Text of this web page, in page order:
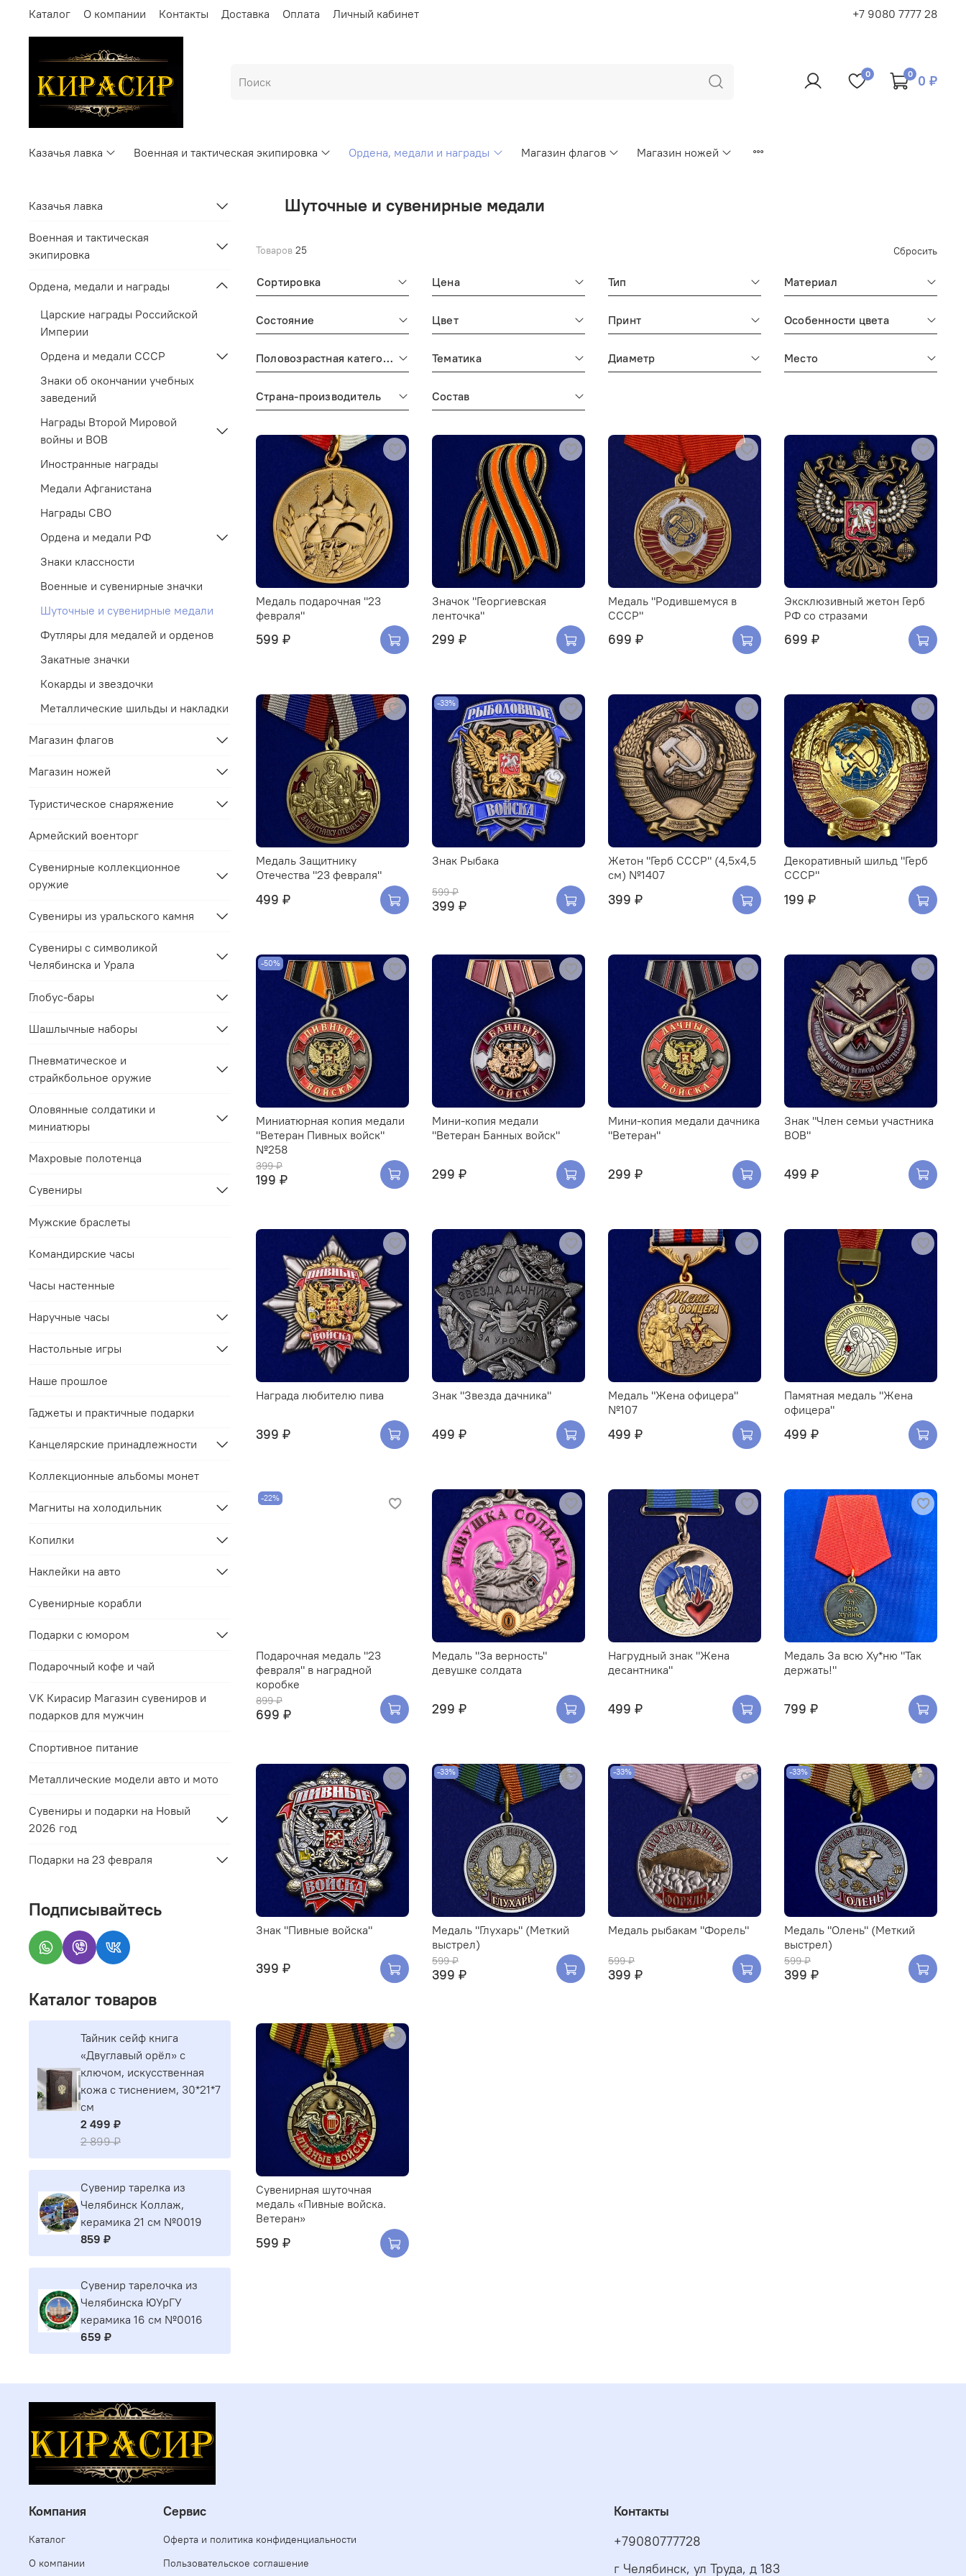
Каталог О компании Контакты Доставка Оплата Личный кабинет +7 9080 7777 28
0 0 0 ₽
Казачья лавка Военная и тактическая экипировка Ордена, медали и награды Магазин флагов Магазин ножей
Шуточные и сувенирные медали
Товаров 25 Сбросить
Сортировка Цена Тип Материал
Состояние Цвет Принт Особенности цвета
Половозрастная категория Тематика Диаметр Место
Страна-производитель Состав
Медаль подарочная "23
февраля"
599 ₽
Значок "Георгиевская
ленточка"
299 ₽
Медаль "Родившемуся в
СССР"
699 ₽
Эксклюзивный жетон Герб
РФ со стразами
699 ₽
Медаль Защитнику
Отечества "23 февраля"
499 ₽
-33%
Знак Рыбака
599 ₽
399 ₽
Жетон "Герб СССР" (4,5x4,5
см) №1407
399 ₽
Декоративный шильд "Герб
СССР"
199 ₽
-50%
Миниатюрная копия медали
"Ветеран Пивных войск"
№258
399 ₽
199 ₽
Мини-копия медали
"Ветеран Банных войск"
299 ₽
Мини-копия медали дачника
"Ветеран"
299 ₽
Знак "Член семьи участника
ВОВ"
499 ₽
Награда любителю пива
399 ₽
Знак "Звезда дачника"
499 ₽
Медаль "Жена офицера"
№107
499 ₽
Памятная медаль "Жена
офицера"
499 ₽
-22%
Подарочная медаль "23
февраля" в наградной
коробке
899 ₽
699 ₽
Медаль "За верность"
девушке солдата
299 ₽
Нагрудный знак "Жена
десантника"
499 ₽
Медаль За всю Ху*ню "Так
держать!"
799 ₽
Знак "Пивные войска"
399 ₽
-33%
Медаль "Глухарь" (Меткий
выстрел)
599 ₽
399 ₽
-33%
Медаль рыбакам "Форель"
599 ₽
399 ₽
-33%
Медаль "Олень" (Меткий
выстрел)
599 ₽
399 ₽
Сувенирная шуточная
медаль «Пивные войска.
Ветеран»
599 ₽
Казачья лавка
Военная и тактическая
экипировка
Ордена, медали и награды
Царские награды Российской
Империи
Ордена и медали СССР
Знаки об окончании учебных
заведений
Награды Второй Мировой
войны и ВОВ
Иностранные награды
Медали Афганистана
Награды СВО
Ордена и медали РФ
Знаки классности
Военные и сувенирные значки
Шуточные и сувенирные медали
Футляры для медалей и орденов
Закатные значки
Кокарды и звездочки
Металлические шильды и накладки
Магазин флагов
Магазин ножей
Туристическое снаряжение
Армейский военторг
Сувенирные коллекционное
оружие
Сувениры из уральского камня
Сувениры с символикой
Челябинска и Урала
Глобус-бары
Шашлычные наборы
Пневматическое и
страйкбольное оружие
Оловянные солдатики и
миниатюры
Махровые полотенца
Сувениры
Мужские браслеты
Командирские часы
Часы настенные
Наручные часы
Настольные игры
Наше прошлое
Гаджеты и практичные подарки
Канцелярские принадлежности
Коллекционные альбомы монет
Магниты на холодильник
Копилки
Наклейки на авто
Сувенирные корабли
Подарки с юмором
Подарочный кофе и чай
VK Кирасир Магазин сувениров и
подарков для мужчин
Спортивное питание
Металлические модели авто и мото
Сувениры и подарки на Новый
2026 год
Подарки на 23 февраля
Подписывайтесь
Каталог товаров
Тайник сейф книга
«Двуглавый орёл» с
ключом, искусственная
кожа с тиснением, 30*21*7
см
2 499 ₽
2 899 ₽
Сувенир тарелка из
Челябинск Коллаж,
керамика 21 см №0019
859 ₽
Сувенир тарелочка из
Челябинска ЮУрГУ
керамика 16 см №0016
659 ₽
Компания
Каталог
О компании
Сервис
Оферта и политика конфиденциальности
Пользовательское соглашение
Контакты
+79080777728
г Челябинск, ул Труда, д 183